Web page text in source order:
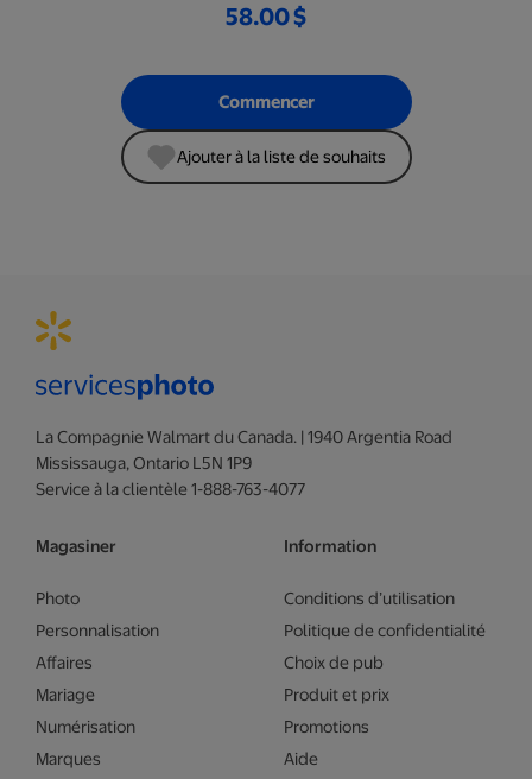
58.00 $
Commencer
Ajouter à la liste de souhaits
La Compagnie Walmart du Canada. | 1940 Argentia Road
Mississauga, Ontario L5N 1P9
Service à la clientèle 1-888-763-4077
Magasiner
Photo
Personnalisation
Affaires
Mariage
Numérisation
Marques
Information
Conditions d’utilisation
Politique de confidentialité
Choix de pub
Produit et prix
Promotions
Aide